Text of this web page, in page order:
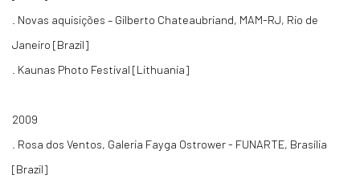
. Novas aquisições – Gilberto Chateaubriand, MAM-RJ, Rio de
Janeiro [Brazil]
. Kaunas Photo Festival [Lithuania]
2009
. Rosa dos Ventos, Galeria Fayga Ostrower - FUNARTE, Brasília
[Brazil]